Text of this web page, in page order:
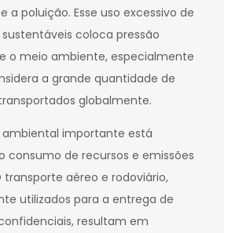
a poluição. Esse uso excessivo de
coloca pressão
o meio ambiente, especialmente
a grande quantidade de
globalmente.
importante está
consumo de recursos e emissões
transporte aéreo e rodoviário,
utilizados para a entrega de
resultam em